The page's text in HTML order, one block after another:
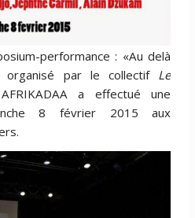
performance : «Au delà
organisé par le collectif Le
a effectué une
8 février 2015 aux